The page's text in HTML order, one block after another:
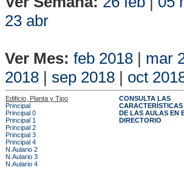
23 abr
Ver Mes: feb 2018 | mar
2018 | sep 2018 | oct
Edificio, Planta y Tipo
Principal
Principal 0
Principal 1
Principal 2
Principal 3
Principal 4
N.Aulario 2
N.Aulario 3
N.Aulario 4
CONSULTA LAS
CARACTERÍSTICAS
DE LAS AULAS EN
DIRECTORIO